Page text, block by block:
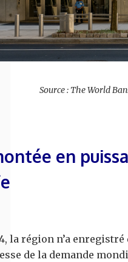
Source : The World
en
la région n’a
de la demande